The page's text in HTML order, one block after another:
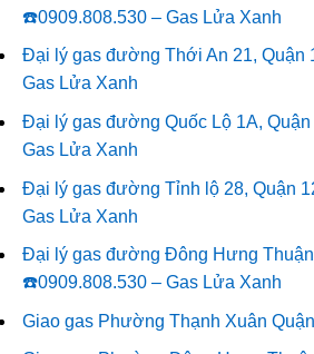
☎️0909.808.530 – Gas Lửa Xanh
Đại lý gas đường Thới An 21, Quận
Gas Lửa Xanh
Đại lý gas đường Quốc Lộ 1A,
Gas Lửa Xanh
Đại lý gas đường Tỉnh lộ 28, Quận
Gas Lửa Xanh
Đại lý gas đường Đông Hưng Thuận
☎️0909.808.530 – Gas Lửa Xanh
Giao gas Phường Thạnh Xuân